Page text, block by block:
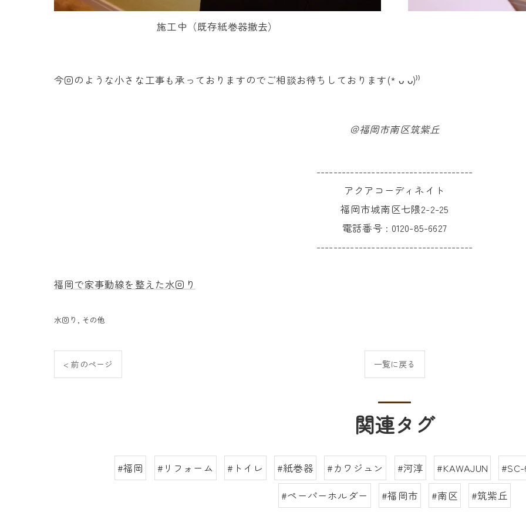
施工中（既存紙巻器撤去）
今回のような小さな工事も承っておりますのでご相談お待ちしております(* ᴗ ᴗ)⁾⁾
＠福岡市南区筑紫丘
-------------------------------------
アクアコーディネイト
福岡市城南区七隈2-2-25
電話番号 : 0120-85-6627
-------------------------------------
福岡で家事動線を整えた水回り
水回り その他
< 前のページ 一覧に戻る
関連タグ
#福岡 #リフォーム #トイレ #紙巻器 #カワジュン #河淳 #KAWAJUN
#SC-
#ペーパーホルダー
#福岡市 #南区 #筑紫丘